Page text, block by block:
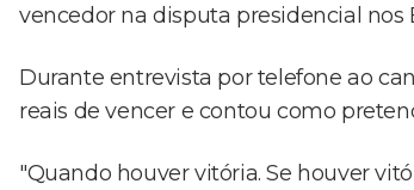
vencedor na disputa presidencial nos
Durante entrevista por telefone ao
reais de vencer e contou como
"Quando houver vitória. Se houver